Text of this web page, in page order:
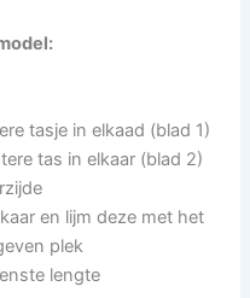
tasje in elkaad (blad 1)
tas in elkaar (blad 2)
en lijm deze met het
plek
lengte